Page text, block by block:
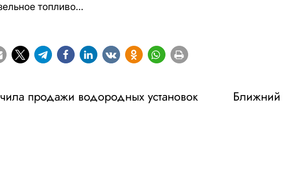
топливо…
продажи водородных установок
Ближний